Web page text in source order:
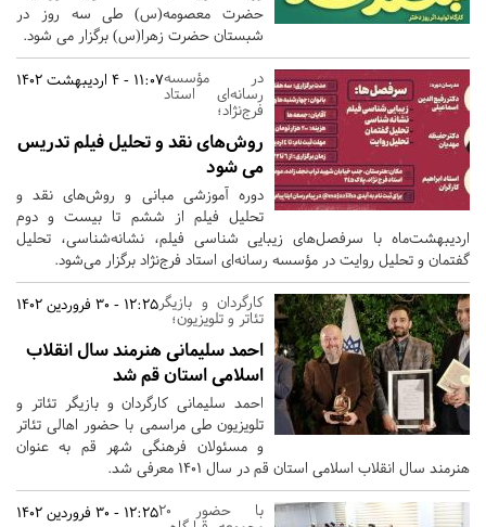
حضرت معصومه(س) طی سه روز در
شبستان حضرت زهرا(س) برگزار می شود.
11:07 - 4 اردیبهشت 1402در مؤسسه
رسانه‌ای استاد
فرج‌نژاد؛
روش‌های نقد و تحلیل فیلم تدریس
می‌ شود
دوره آموزشی مبانی و روش‌های نقد و
تحلیل فیلم از ششم تا بیست و دوم
اردیبهشت‌ماه با سرفصل‌های زیبایی شناسی فیلم، نشانه‌شناسی، تحلیل
گفتمان و تحلیل روایت در مؤسسه رسانه‌ای استاد فرج‌نژاد برگزار می‌شود.
12:25 - 30 فروردین 1402کارگردان و بازیگر
تئاتر و تلویزیون؛
احمد سلیمانی هنرمند سال انقلاب
اسلامی استان قم شد
احمد سلیمانی کارگردان و بازیگر تئاتر و
تلویزیون طی مراسمی با حضور اهالی تئاتر
و مسئولان فرهنگی شهر قم به عنوان
هنرمند سال انقلاب اسلامی استان قم در سال 1401 معرفی شد.
12:25 - 30 فروردین 1402با حضور 20